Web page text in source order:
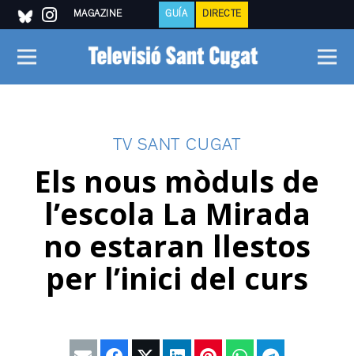
MAGAZINE GUÍA DIRECTE
TV SANT CUGAT
Els nous mòduls de
l’escola La Mirada
no estaran llestos
per l’inici del curs